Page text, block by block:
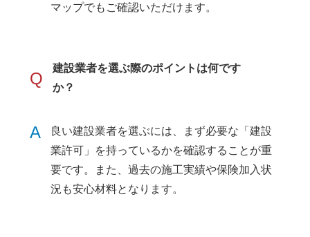
マップでもご確認いただけます。
Q
建設業者を選ぶ際のポイントは何です
か？
A
良い建設業者を選ぶには、まず必要な「建設
業許可」を持っているかを確認することが重
要です。また、過去の施工実績や保険加入状
況も安心材料となります。